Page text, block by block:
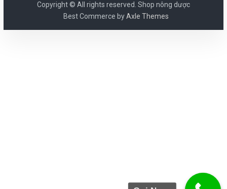
Copyright © All rights reserved. Shop nông dược
Best Commerce byAxle Themes